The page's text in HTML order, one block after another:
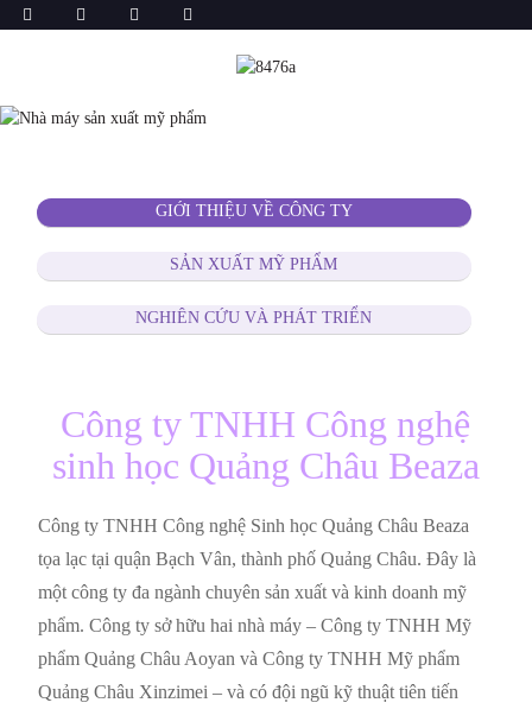
GIỚI THIỆU VỀ CÔNG TY
SẢN XUẤT MỸ PHẨM
NGHIÊN CỨU VÀ PHÁT TRIỂN
Công ty TNHH Công nghệ
sinh học Quảng Châu Beaza
Công ty TNHH Công nghệ Sinh học Quảng Châu Beaza
tọa lạc tại quận Bạch Vân, thành phố Quảng Châu. Đây là
một công ty đa ngành chuyên sản xuất và kinh doanh mỹ
phẩm. Công ty sở hữu hai nhà máy – Công ty TNHH Mỹ
phẩm Quảng Châu Aoyan và Công ty TNHH Mỹ phẩm
Quảng Châu Xinzimei – và có đội ngũ kỹ thuật tiên tiến